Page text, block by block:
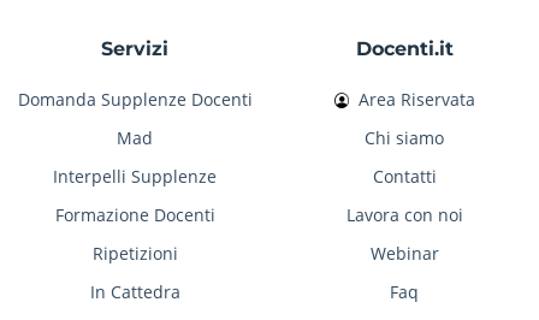
Servizi
Domanda Supplenze Docenti
Mad
Interpelli Supplenze
Formazione Docenti
Ripetizioni
In Cattedra
Docenti.it
Area Riservata
Chi siamo
Contatti
Lavora con noi
Webinar
Faq